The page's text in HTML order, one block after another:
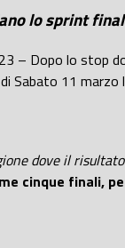
lo sprint
– Dopo lo stop
Sabato 11 marzo
dove il
cinque finali,